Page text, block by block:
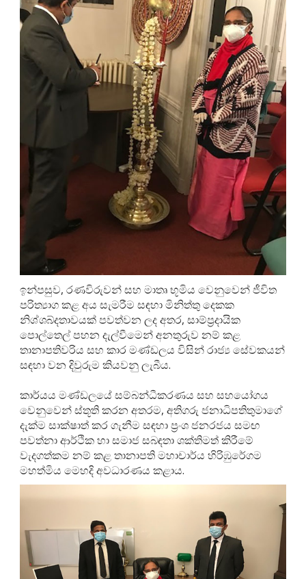
ඉන්පසුව, රණවිරුවන් සහ මාතෘ භූමිය වෙනුවෙන් ජීවිත
පරිත්‍යාග කළ අය සැමරීම සඳහා මිනිත්තු දෙකක
නිශ්ශබ්දතාවයක් පවත්වන ලද අතර, සාම්ප්‍රදායික
පොල්තෙල් පහන දැල්වීමෙන් අනතුරුව නම් කළ
තානාපතිවරිය සහ කාර මණ්ඩලය විසින් රාජ්‍ය සේවකයන්
සඳහා වන දිවුරුම කියවනු ලැබීය.
කාර්යය මණ්ඩලයේ සම්බන්ධීකරණය සහ සහයෝගය
වෙනුවෙන් ස්තූති කරන අතරම, අතිගරු ජනාධිපතිතුමාගේ
දැක්ම සාක්ෂාත් කර ගැනීම සඳහා ප්‍රංශ ජනරජය සමඟ
පවත්නා ආර්ථික හා සමාජ සබඳතා ශක්තිමත් කිරීමේ
වැදගත්කම නම් කළ තානාපති මහාචාර්ය හිරිඹුරේගම
මහත්මිය මෙහදි අවධාරණය කළාය.